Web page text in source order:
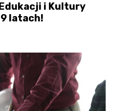
i Kultury
latach!